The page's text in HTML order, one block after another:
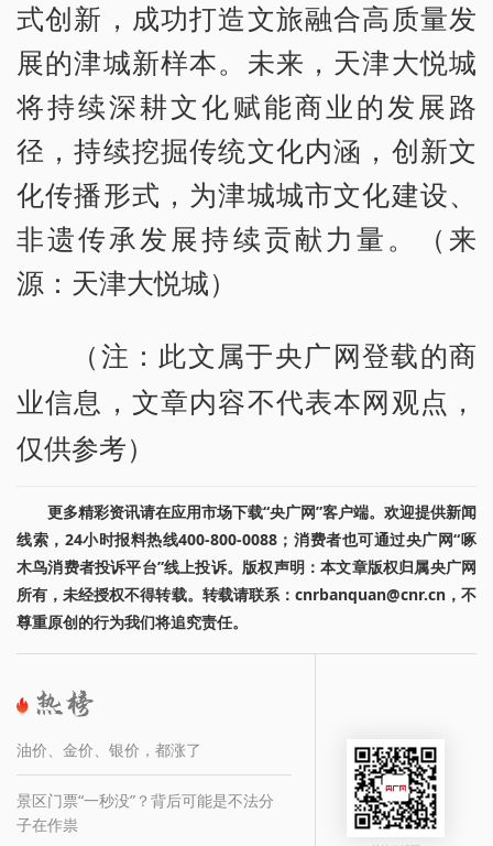
式创新，成功打造文旅融合高质量发
展的津城新样本。未来，天津大悦城
将持续深耕文化赋能商业的发展路
径，持续挖掘传统文化内涵，创新文
化传播形式，为津城城市文化建设、
非遗传承发展持续贡献力量。（来
源：天津大悦城）
（注：此文属于央广网登载的商
业信息，文章内容不代表本网观点，
仅供参考）
更多精彩资讯请在应用市场下载“央广网”客户端。欢迎提供新闻
线索，24小时报料热线400-800-0088；消费者也可通过央广网“啄
木鸟消费者投诉平台”线上投诉。版权声明：本文章版权归属央广网
所有，未经授权不得转载。转载请联系：cnrbanquan@cnr.cn，不
尊重原创的行为我们将追究责任。
油价、金价、银价，都涨了
景区门票“一秒没”？背后可能是不法分
子在作祟